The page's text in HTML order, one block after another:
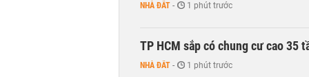
NHÀ ĐẤT - 1 phút trước
TP HCM sắp có chung cư cao 35
NHÀ ĐẤT - 1 phút trước